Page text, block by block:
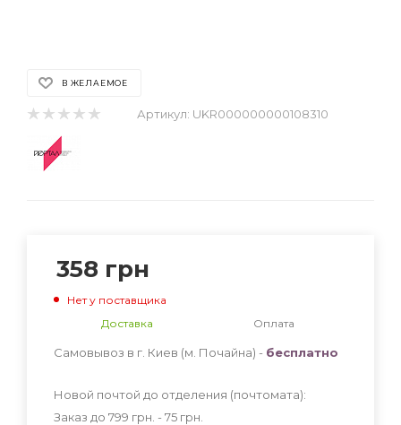
В ЖЕЛАЕМОЕ
Артикул: UKR000000000108310
358 грн
Нет у поставщика
Доставка
Оплата
Самовывоз в г. Киев (м. Почайна) - бесплатно
Новой почтой до отделения (почтомата):
Заказ до 799 грн. - 75 грн